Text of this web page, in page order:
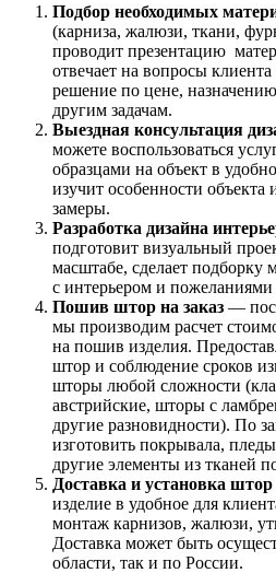
Подбор необходимых
(карниза, жалюзи, ткани,
проводит презентацию
отвечает на вопросы
решение по цене,
другим задачам.
Выездная консультация
можете воспользоваться
образцами на объект в
изучит особенности объекта
замеры.
Разработка дизайна
подготовит визуальный
масштабе, сделает подборку
с интерьером и пожеланиями
Пошив штор на заказ —
мы производим расчет
на пошив изделия.
штор и соблюдение сроков
шторы любой сложности
австрийские, шторы с
другие разновидности). По
изготовить покрывала,
другие элементы из тканей
Доставка и установка штор
изделие в удобное для
монтаж карнизов, жалюзи,
Доставка может быть
области, так и по России.